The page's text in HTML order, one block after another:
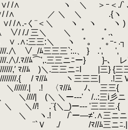
/∧ ヽ ＼ ＞ｰ＜./`
∨/ /∧ ／ ＼ ＼ .{ヽ
∨/ /∧.‐く¨＜＼ ヽ ヽ
ヽ
/./ 三＼ ＼ ﾟ
ﾟ.､
三:＼ ヽ ﾟ｡ ﾟ｡ｰ‐ .┐
.∧ ∨_/ﾑ三三三`:..、 } .', ',
.∧/.ﾏ//ﾑ⌒',.三三ニﾆー} }-､ レ'
)＼.三三ニﾆl |三} {三三ニ
ヽ三三三| .!三Ｖ三
//ﾑ ﾉ､ 三三{ }三三
--‐' /..:三i彡ニミi三
--‐ '三三三.{ }三三
三ニニ.| |三三三
ニﾆ.| |三三三